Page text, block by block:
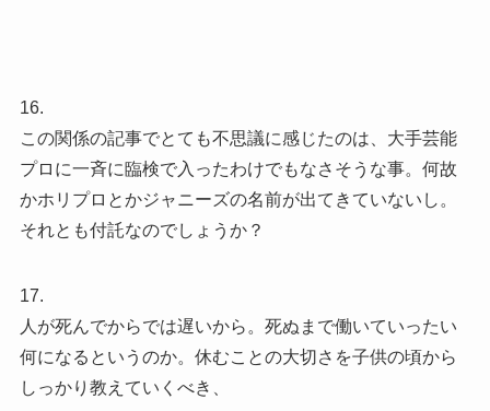
16.
この関係の記事でとても不思議に感じたのは、大手芸能
プロに一斉に臨検で入ったわけでもなさそうな事。何故
かホリプロとかジャニーズの名前が出てきていないし。
それとも付託なのでしょうか？
17.
人が死んでからでは遅いから。死ぬまで働いていったい
何になるというのか。休むことの大切さを子供の頃から
しっかり教えていくべき、